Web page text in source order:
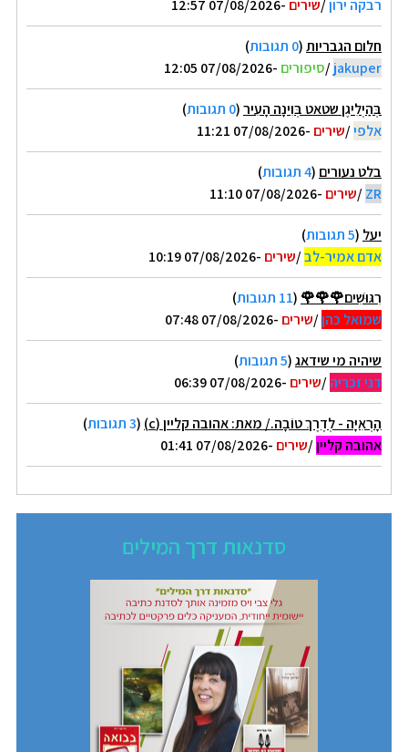
רבקה ירון/שירים -07/08/2026 12:57
חלום הגבריות(0 תגובות
)
jakuper
/סיפורים -07/08/2026 12:05
בְּהַיְלִיגֶן שטאט בְּוִינָה הָעִיר(0 תגובות
)
אלפי/שירים -07/08/2026 11:21
בלט נעורים (4 תגובות
)
ZR
/שירים -07/08/2026 11:10
יעל (5 תגובות
)
אדם אמיר-לב/שירים -07/08/2026 10:19
רִגּוּשִׁים🌹🌹🌹 (11 תגובות
)
שמואל כהן/שירים -07/08/2026 07:48
שיהיה מי שידאג(5 תגובות
)
דני זכריה/שירים -07/08/2026 06:39
הָרְאִיָּה - לְדֶרֶךְ טוֹבָה./ מאת: אהובה קליין (c) (3 תגובות
)
אהובה קליין/שירים -07/08/2026 01:41
סדנאות דרך המילים